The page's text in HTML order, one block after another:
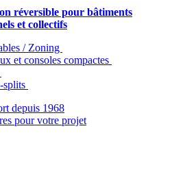
réversible pour bâtiments
et collectifs
/ Zoning
et consoles compactes
depuis 1968
pour votre projet